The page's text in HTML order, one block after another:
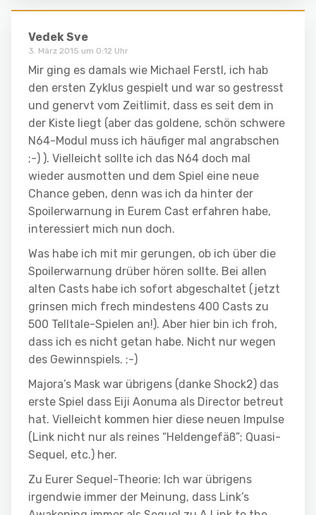
Vedek Sve
3. März 2015 um 0:12 Uhr
Mir ging es damals wie Michael Ferstl, ich hab
den ersten Zyklus gespielt und war so gestresst
und genervt vom Zeitlimit, dass es seit dem in
der Kiste liegt (aber das goldene, schön schwere
N64-Modul muss ich häufiger mal angrabschen
;-) ). Vielleicht sollte ich das N64 doch mal
wieder ausmotten und dem Spiel eine neue
Chance geben, denn was ich da hinter der
Spoilerwarnung in Eurem Cast erfahren habe,
interessiert mich nun doch.
Was habe ich mit mir gerungen, ob ich über die
Spoilerwarnung drüber hören sollte. Bei allen
alten Casts habe ich sofort abgeschaltet (jetzt
grinsen mich frech mindestens 400 Casts zu
500 Telltale-Spielen an!). Aber hier bin ich froh,
dass ich es nicht getan habe. Nicht nur wegen
des Gewinnspiels. ;-)
Majora’s Mask war übrigens (danke Shock2) das
erste Spiel dass Eiji Aonuma als Director betreut
hat. Vielleicht kommen hier diese neuen Impulse
(Link nicht nur als reines “Heldengefäß”; Quasi-
Sequel, etc.) her.
Zu Eurer Sequel-Theorie: Ich war übrigens
irgendwie immer der Meinung, dass Link’s